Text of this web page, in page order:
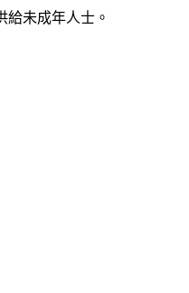
給未成年人士。